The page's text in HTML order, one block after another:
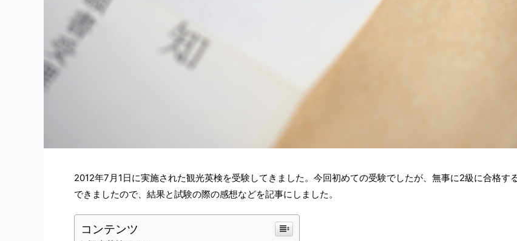
2012年7月1日に実施された観光英検を受験してきました。今回初めての受験でしたが、無事に2級に合格す
できましたので、結果と試験の際の感想などを記事にしました。
コンテンツ